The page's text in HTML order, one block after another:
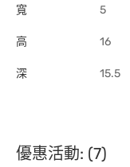
寬 5
高 16
深 15.5
優惠活動: (7)